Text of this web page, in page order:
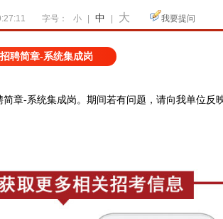
字号： 小 中 大 我要提问
聘简章-系统集成岗
章-系统集成岗。 期间若有问题，请向我单位反映